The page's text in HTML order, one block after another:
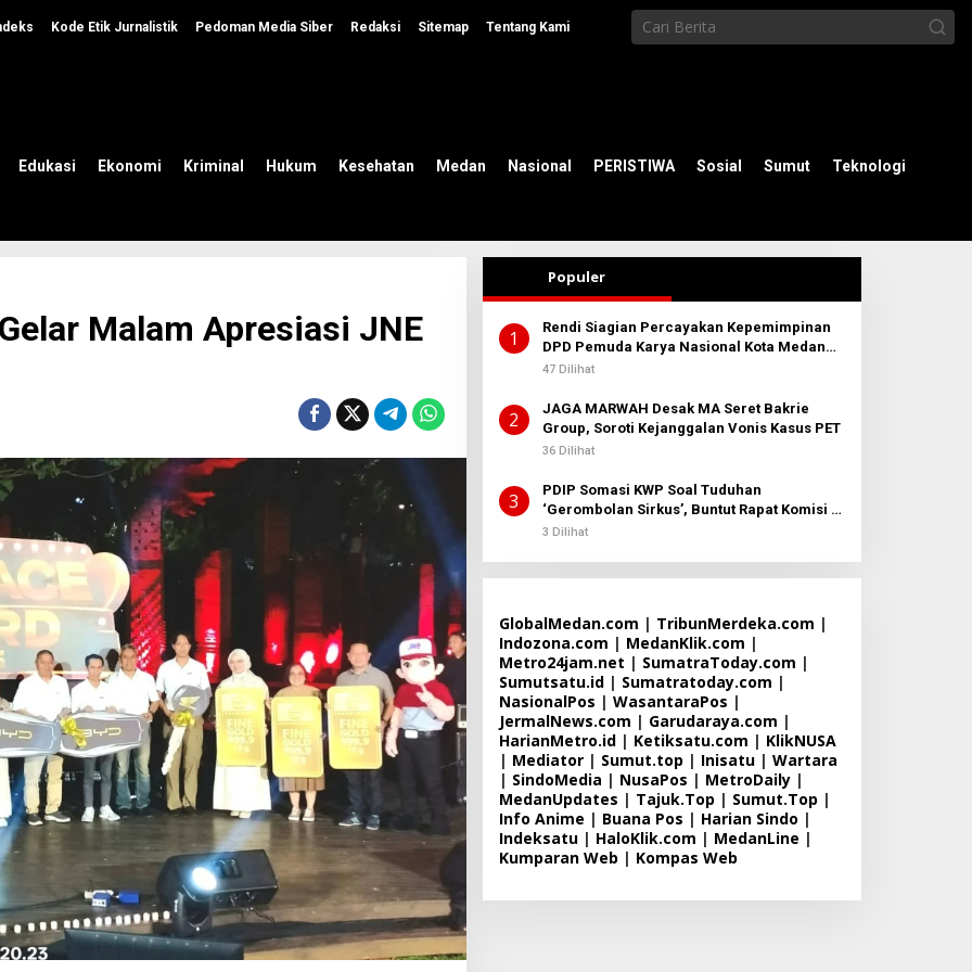
Kode Etik Jurnalistik Pedoman Media Siber Redaksi Sitemap Tentang Kami
Edukasi Ekonomi Kriminal Hukum Kesehatan Medan Nasional PERISTIWA Sosial Sumut Teknologi
Malam Apresiasi JNE
Populer
1
Rendi Siagian Percayakan Kepemimpinan
DPD Pemuda Karya Nasional Kota Medan
kepada Josef Sembiring
47 Dilihat
2
JAGA MARWAH Desak MA Seret Bakrie
Group, Soroti Kejanggalan Vonis Kasus PET
36 Dilihat
3
PDIP Somasi KWP Soal Tuduhan
‘Gerombolan Sirkus’, Buntut Rapat Komisi II
Dipimpin Sufmi Dasco Ahmad
3 Dilihat
GlobalMedan.com | TribunMerdeka.com |
Indozona.com | MedanKlik.com |
Metro24jam.net | SumatraToday.com |
Sumutsatu.id| Sumatratoday.com |
NasionalPos | WasantaraPos |
JermalNews.com | Garudaraya.com |
HarianMetro.id| Ketiksatu.com | KlikNUSA
| Mediator| Sumut.top | Inisatu| Wartara
| SindoMedia | NusaPos | MetroDaily|
MedanUpdates | Tajuk.Top | Sumut.Top |
Info Anime | Buana Pos | Harian Sindo |
Indeksatu| HaloKlik.com | MedanLine |
Kumparan Web | Kompas Web